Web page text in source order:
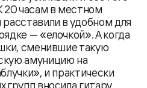
20 часам в местном
в удобном для
— «елочкой». А когда
сменившие такую
амуницию на
и практически
вносила гитару,